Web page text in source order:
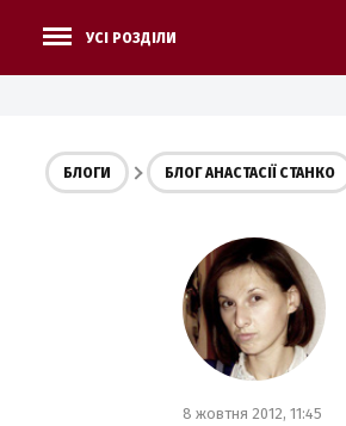
УСІ РОЗДІЛИ
БЛОГИ БЛОГ АНАСТАСІЇ СТАНКО
8 жовтня 2012, 11:45